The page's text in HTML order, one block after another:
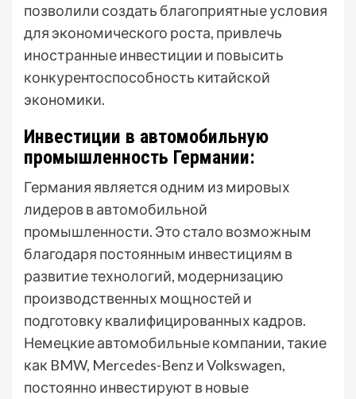
позволили создать благоприятные условия
для экономического роста, привлечь
иностранные инвестиции и повысить
конкурентоспособность китайской
экономики.
Инвестиции в автомобильную
промышленность Германии:
Германия является одним из мировых
лидеров в автомобильной
промышленности. Это стало возможным
благодаря постоянным инвестициям в
развитие технологий, модернизацию
производственных мощностей и
подготовку квалифицированных кадров.
Немецкие автомобильные компании, такие
как BMW, Mercedes-Benz и Volkswagen,
постоянно инвестируют в новые